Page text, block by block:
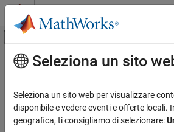
Vai al contenuto
Attiva/disattiva menu di
Pagina iniziale della documentazione
Contenuto principale
How useful was this
Seleziona un sito
Seleziona un sito web per visualizzare
disponibile e vedere eventi e offerte locali.
geografica, ti consigliamo di selezionare: